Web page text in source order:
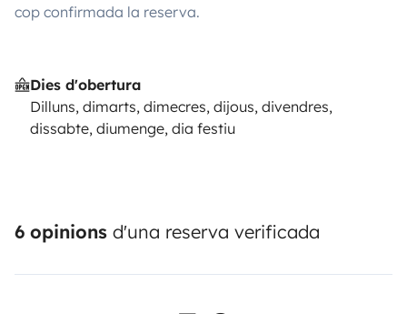
cop confirmada la reserva.
Dies d'obertura
Dilluns, dimarts, dimecres, dijous, divendres,
dissabte, diumenge, dia festiu
6 opinions d'una reserva verificada